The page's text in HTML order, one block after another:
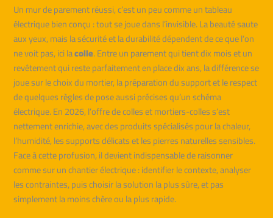
Un mur de parement réussi, c’est un peu comme un tableau
électrique bien conçu : tout se joue dans l’invisible. La beauté saute
aux yeux, mais la sécurité et la durabilité dépendent de ce que l’on
ne voit pas, ici lacolle. Entre un parement qui tient dix mois et un
revêtement qui reste parfaitement en place dix ans, la différence se
joue sur le choix du mortier, la préparation du support et le respect
de quelques règles de pose aussi précises qu’un schéma
électrique. En 2026, l’offre de colles et mortiers-colles s’est
nettement enrichie, avec des produits spécialisés pour la chaleur,
l’humidité, les supports délicats et les pierres naturelles sensibles.
Face à cette profusion, il devient indispensable de raisonner
comme sur un chantier électrique : identifier le contexte, analyser
les contraintes, puis choisir la solution la plus sûre, et pas
simplement la moins chère ou la plus rapide.